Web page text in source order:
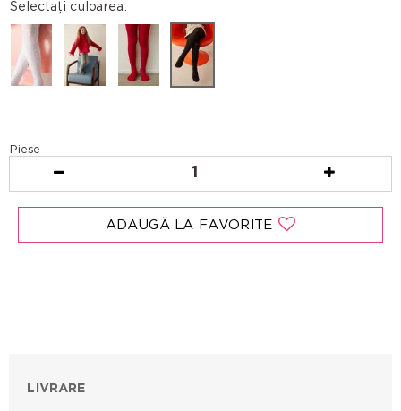
Selectați culoarea:
Piese
1
ADAUGĂ LA FAVORITE
LIVRARE